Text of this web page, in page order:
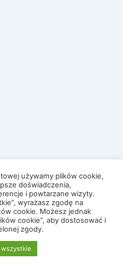
używamy plików cookie,
doświadczenia,
i powtarzane wizyty.
wyrażasz zgodę na
cookie. Możesz jednak
cookie”, aby dostosować i
zgody.